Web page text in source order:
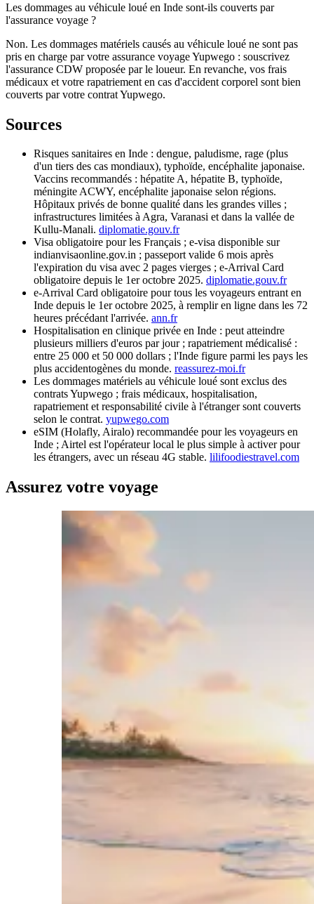
Les dommages au véhicule loué en Inde sont-ils couverts par
l'assurance voyage ?
Non. Les dommages matériels causés au véhicule loué ne sont pas
pris en charge par votre assurance voyage Yupwego : souscrivez
l'assurance CDW proposée par le loueur. En revanche, vos frais
médicaux et votre rapatriement en cas d'accident corporel sont bien
couverts par votre contrat Yupwego.
Sources
Risques sanitaires en Inde : dengue, paludisme, rage (plus
d'un tiers des cas mondiaux), typhoïde, encéphalite japonaise.
Vaccins recommandés : hépatite A, hépatite B, typhoïde,
méningite ACWY, encéphalite japonaise selon régions.
Hôpitaux privés de bonne qualité dans les grandes villes ;
infrastructures limitées à Agra, Varanasi et dans la vallée de
Kullu-Manali. diplomatie.gouv.fr
Visa obligatoire pour les Français ; e-visa disponible sur
indianvisaonline.gov.in ; passeport valide 6 mois après
l'expiration du visa avec 2 pages vierges ; e-Arrival Card
obligatoire depuis le 1er octobre 2025. diplomatie.gouv.fr
e-Arrival Card obligatoire pour tous les voyageurs entrant en
Inde depuis le 1er octobre 2025, à remplir en ligne dans les 72
heures précédant l'arrivée. ann.fr
Hospitalisation en clinique privée en Inde : peut atteindre
plusieurs milliers d'euros par jour ; rapatriement médicalisé :
entre 25 000 et 50 000 dollars ; l'Inde figure parmi les pays les
plus accidentogènes du monde. reassurez-moi.fr
Les dommages matériels au véhicule loué sont exclus des
contrats Yupwego ; frais médicaux, hospitalisation,
rapatriement et responsabilité civile à l'étranger sont couverts
selon le contrat. yupwego.com
eSIM (Holafly, Airalo) recommandée pour les voyageurs en
Inde ; Airtel est l'opérateur local le plus simple à activer pour
les étrangers, avec un réseau 4G stable. lilifoodiestravel.com
Assurez votre voyage